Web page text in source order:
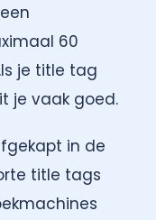
60
je title tag
je vaak goed.
in de
title tags